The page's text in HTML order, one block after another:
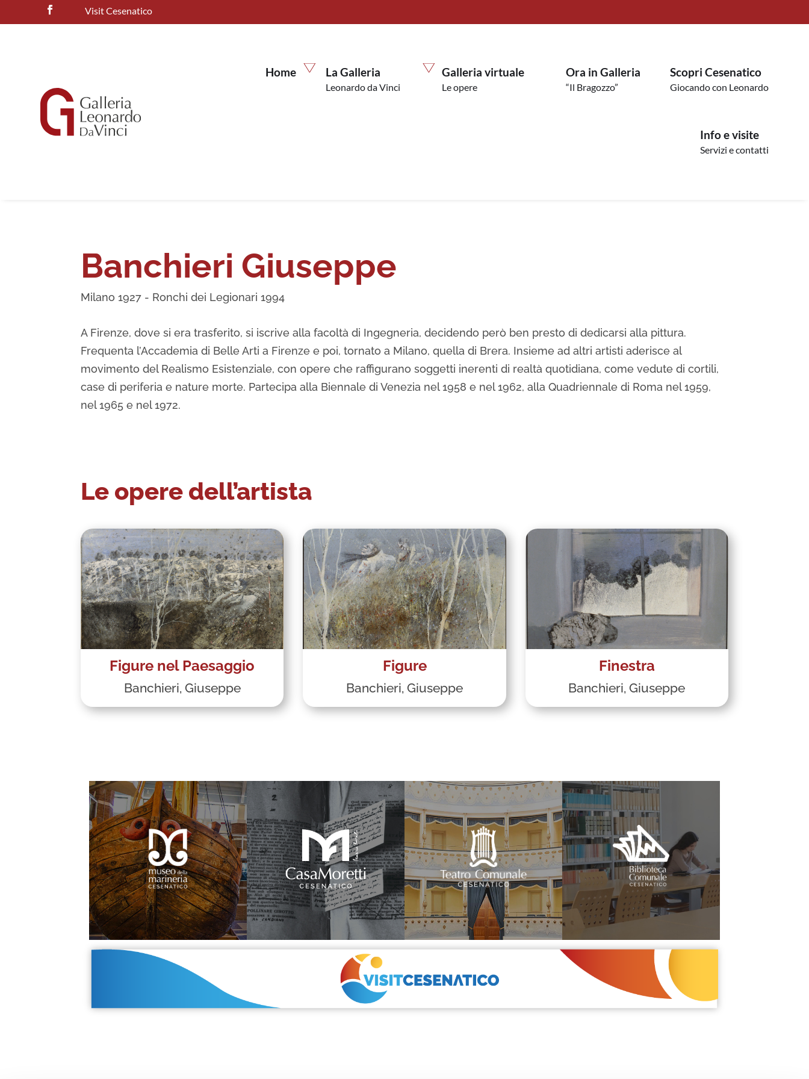
Visit Cesenatico
Home La Galleria
Leonardo da Vinci
Galleria virtuale
Le opere
Ora in Galleria
“Il Bragozzo”
Scopri Cesenatico
Giocando con Leonardo
Info e visite
Servizi e contatti
Banchieri Giuseppe
Milano 1927 - Ronchi dei Legionari 1994
A Firenze, dove si era trasferito, si iscrive alla facoltà di Ingegneria, decidendo però ben presto di dedicarsi alla pittura.
Frequenta l’Accademia di Belle Arti a Firenze e poi, tornato a Milano, quella di Brera. Insieme ad altri artisti aderisce al
movimento del Realismo Esistenziale, con opere che raffigurano soggetti inerenti di realtà quotidiana, come vedute di cortili,
case di periferia e nature morte. Partecipa alla Biennale di Venezia nel 1958 e nel 1962, alla Quadriennale di Roma nel 1959,
nel 1965 e nel 1972.
Le opere dell’artista
Figure nel Paesaggio
Banchieri, Giuseppe
Figure
Banchieri, Giuseppe
Finestra
Banchieri, Giuseppe